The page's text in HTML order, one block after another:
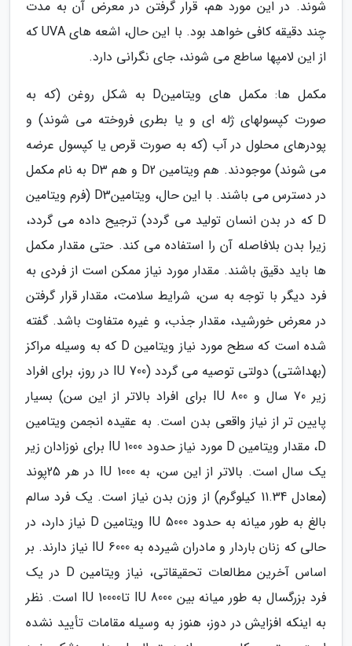
شوند. در این مورد هم، قرار گرفتن در معرض آن به مدت
چند دقیقه کافی خواهد بود. با این حال، اشعه های UVA که
از این لامپها ساطع می شوند، جای نگرانی دارد.
مکمل ها: مکمل های ویتامینD به شکل روغن (که به
صورت کپسولهای ژله ای و یا بطری فروخته می شوند) و
پودرهای محلول در آب (که به صورت قرص یا کپسول عرضه
می شوند) موجودند. هم ویتامین D2 و هم D3 به نام مکمل
در دسترس می باشند. با این حال، ویتامینD3 (فرم ویتامین
D که در بدن انسان تولید می گردد) ترجیح داده می گردد،
زیرا بدن بلافاصله آن را استفاده می کند. حتی مقدار مکمل
ها باید دقیق باشند. مقدار مورد نیاز ممکن است از فردی به
فرد دیگر با توجه به سن، شرایط سلامت، مقدار قرار گرفتن
در معرض خورشید، مقدار جذب، و غیره متفاوت باشد. گفته
شده است که سطح مورد نیاز ویتامین D که به وسیله مراکز
(بهداشتی) دولتی توصیه می گردد (IU 700 در روز، برای افراد
زیر 70 سال و IU 800 برای افراد بالاتر از این سن) بسیار
پایین تر از نیاز واقعی بدن است. به عقیده انجمن ویتامین
D، مقدار ویتامین D مورد نیاز حدود IU 1000 برای نوزادان زیر
یک سال است. بالاتر از این سن، به IU 1000 در هر 25پوند
(معادل 11.34 کیلوگرم) از وزن بدن نیاز است. یک فرد سالم
بالغ به طور میانه به حدود IU 5000 ویتامین D نیاز دارد، در
حالی که زنان باردار و مادران شیرده به IU 6000 نیاز دارند. بر
اساس آخرین مطالعات تحقیقاتی، نیاز ویتامین D در یک
فرد بزرگسال به طور میانه بین IU 8000 تاIU 10000 است. نظر
به اینکه افزایش در دوز، هنوز به وسیله مقامات تأیید نشده